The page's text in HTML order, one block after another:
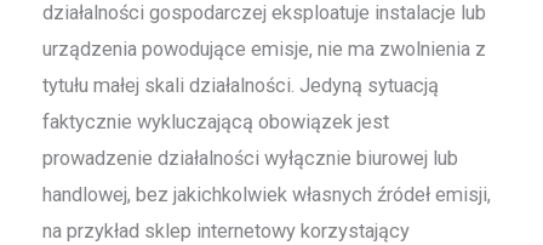
działalności gospodarczej eksploatuje instalacje lub
urządzenia powodujące emisje, nie ma zwolnienia z
tytułu małej skali działalności. Jedyną sytuacją
faktycznie wykluczającą obowiązek jest
prowadzenie działalności wyłącznie biurowej lub
handlowej, bez jakichkolwiek własnych źródeł emisji,
na przykład sklep internetowy korzystający